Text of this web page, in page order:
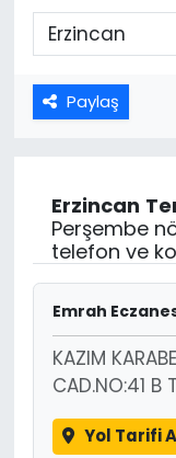
Paylaş
Erzincan
Perşembe
telefon ve
Emrah
KAZIM
CAD.NO:41 B
Yol Tarifi